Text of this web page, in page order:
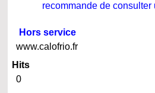
recommande de consulter
Hors service
www.calofrio.fr
Hits
0